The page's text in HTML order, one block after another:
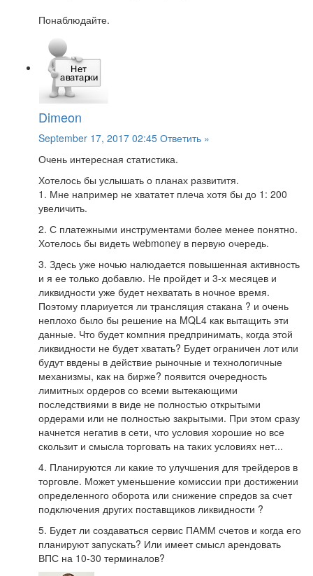
Понаблюдайте.
Dimeon
September 17, 2017 02:45 Ответить »
Очень интересная статистика.
Хотелось бы услышать о планах развититя.
1. Мне например не хвататет плеча хотя бы до 1: 200
увеличить.
2. С платежными инструментами более менее понятно.
Хотелось бы видеть webmoney в первую очередь.
3. Здесь уже ночью налюдается повышенная активность
и я ее только добавлю. Не пройдет и 3-х месяцев и
ликвидности уже будет нехватать в ночное время.
Поэтому плариуется ли трансляция стакана ? и очень
неплохо было бы решение на MQL4 как вытащить эти
данные. Что будет компния предпринимать, когда этой
ликвидности не будет хватать? Будет ограничен лот или
будут ввдены в действие рыночные и технологичные
механизмы, как на бирже? появится очередность
лимитных ордеров со всеми вытекающими
последствиями в виде не полностью открытыми
ордерами или не полностью закрытыми. При этом сразу
начнется негатив в сети, что условия хорошие но все
скользит и смысла торговать на таких условиях нет...
4. Планируются ли какие то улучшения для трейдеров в
торговле. Может уменьшение комиссии при достижении
определенного оборота или снижение спредов за счет
подключения других поставщиков ликвидности ?
5. Будет ли создаваться сервис ПАММ счетов и когда его
планируют запускать? Или имеет смысл арендовать
ВПС на 10-30 терминалов?